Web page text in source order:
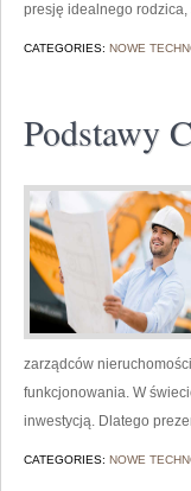
presję idealnego
CATEGORIES: NOWE
Podstawy
zarządców
funkcjonowania. W
inwestycją. Dlatego
CATEGORIES: NOWE